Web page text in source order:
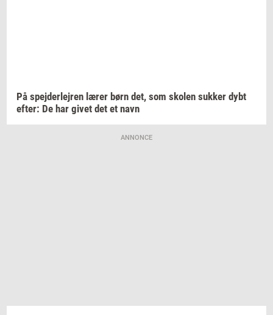
På spej­der­lej­ren lærer børn det, som sko­len suk­ker dybt
efter: De har givet det et navn
ANNONCE